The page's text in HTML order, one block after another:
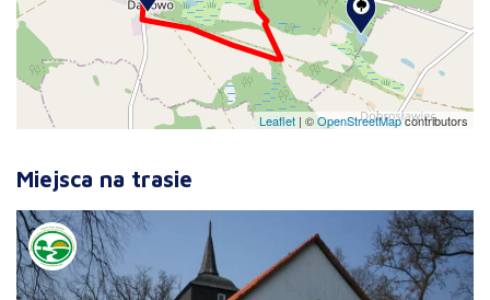
Leaflet | ©OpenStreetMapcontributors
Miejsca na trasie